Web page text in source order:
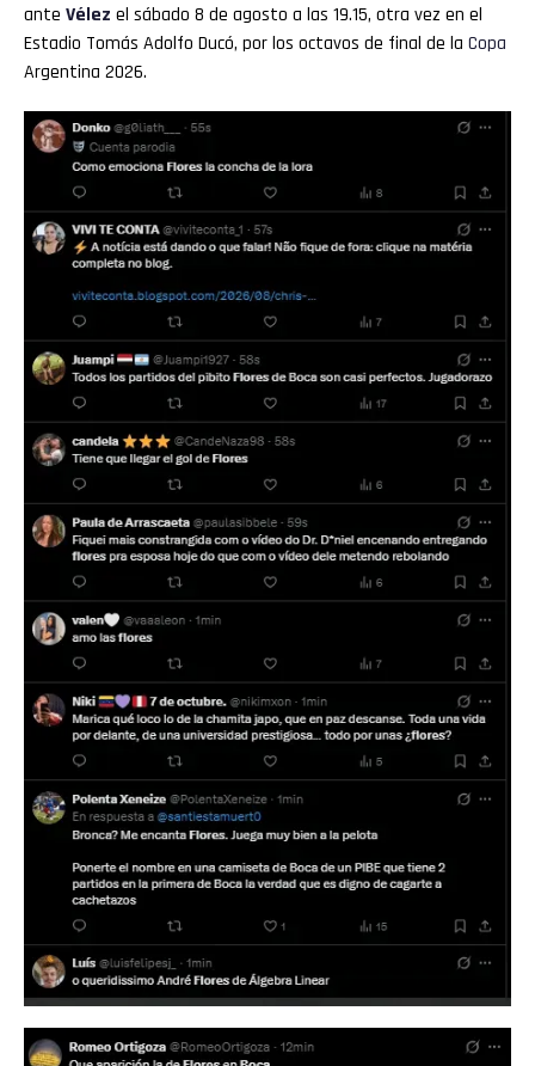
ante Vélez el sábado 8 de agosto a las 19.15, otra vez en el
Estadio Tomás Adolfo Ducó, por los octavos de final de la Copa
Argentina 2026.